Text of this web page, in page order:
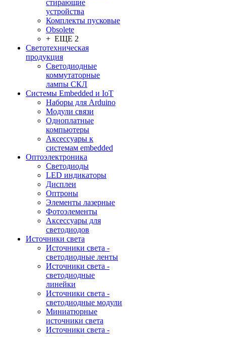
стирающие
устройства
Комплекты пусковые
Obsolete
+ ЕЩЕ 2
Светотехническая
продукция
Светодиодные
коммутаторные
лампы СКЛ
Системы Embedded и IoT
Наборы для Arduino
Модули связи
Одноплатные
компьютеры
Аксессуары к
системам embedded
Oптоэлектроника
Светодиоды
LED индикаторы
Дисплеи
Оптроны
Элементы лазерные
Фотоэлементы
Аксессуары для
светодиодов
Источники света
Источники света -
светодиодные ленты
Источники света -
светодиодные
линейки
Источники света -
светодиодные модули
Миниатюрные
источники света
Источники света -